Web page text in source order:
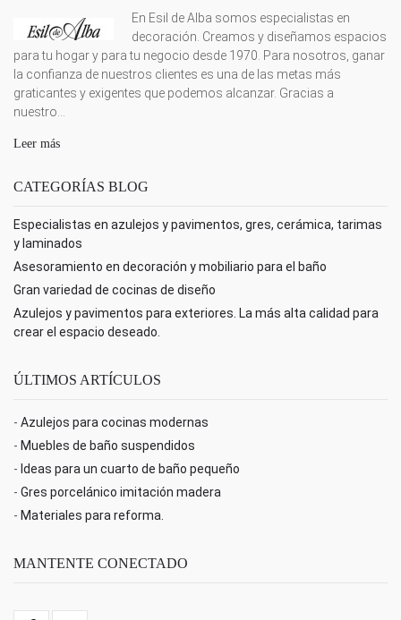
En Esil de Alba somos especialistas en
decoración. Creamos y diseñamos espacios
para tu hogar y para tu negocio desde 1970. Para nosotros, ganar
la confianza de nuestros clientes es una de las metas más
graticantes y exigentes que podemos alcanzar. Gracias a
nuestro...
Leer más
CATEGORÍAS BLOG
Especialistas en azulejos y pavimentos, gres, cerámica, tarimas
y laminados
Asesoramiento en decoración y mobiliario para el baño
Gran variedad de cocinas de diseño
Azulejos y pavimentos para exteriores. La más alta calidad para
crear el espacio deseado.
ÚLTIMOS ARTÍCULOS
- Azulejos para cocinas modernas
- Muebles de baño suspendidos
- Ideas para un cuarto de baño pequeño
- Gres porcelánico imitación madera
- Materiales para reforma.
MANTENTE CONECTADO